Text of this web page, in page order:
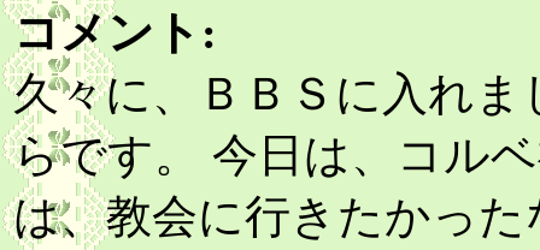
コメント:
久々に、ＢＢＳに入れ
らです。 今日は、コル
は、教会に行きたかっ